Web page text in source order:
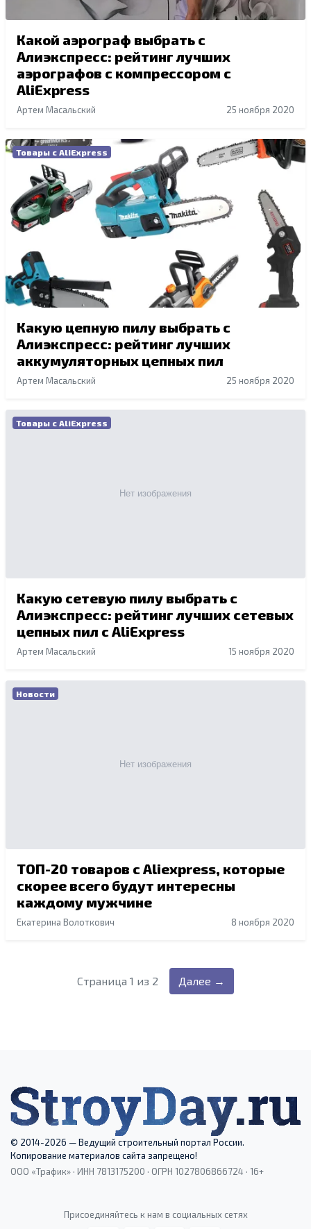
Какой аэрограф выбрать с
Алиэкспресс: рейтинг лучших
аэрографов с компрессором с
AliExpress
Артем Масальский 25 ноября 2020
Товары с AliExpress
Какую цепную пилу выбрать с
Алиэкспресс: рейтинг лучших
аккумуляторных цепных пил
Артем Масальский 25 ноября 2020
Товары с AliExpress
Какую сетевую пилу выбрать с
Алиэкспресс: рейтинг лучших сетевых
цепных пил с AliExpress
Артем Масальский 15 ноября 2020
Новости
ТОП-20 товаров с Aliexpress, которые
скорее всего будут интересны
каждому мужчине
Екатерина Волоткович 8 ноября 2020
Страница 1 из 2 Далее →
© 2014-2026 — Ведущий строительный портал России.
Копирование материалов сайта запрещено!
ООО «Трафик» · ИНН 7813175200 · ОГРН 1027806866724 · 16+
Присоединяйтесь к нам в социальных сетях